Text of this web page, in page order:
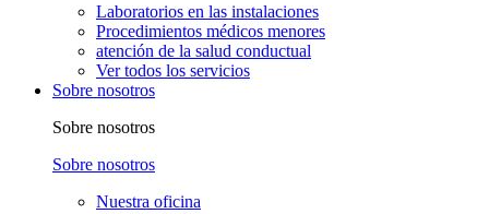
Laboratorios en las instalaciones
Procedimientos médicos menores
atención de la salud conductual
Ver todos los servicios
Sobre nosotros
Sobre nosotros
Sobre nosotros
Nuestra oficina